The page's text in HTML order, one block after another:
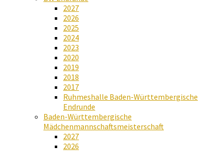
2027
2026
2025
2024
2023
2020
2019
2018
2017
Ruhmeshalle Baden-Württembergische
Endrunde
Baden-Württembergische
Mädchenmannschaftsmeisterschaft
2027
2026